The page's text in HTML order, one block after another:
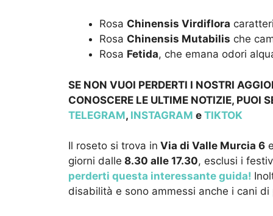
Rosa Chinensis Virdiflora
Rosa Chinensis Mutabilis che
Rosa Fetida, che emana odori
SE NON VUOI PERDERTI I NOSTRI
CONOSCERE LE ULTIME NOTIZIE, PUOI
TELEGRAM, INSTAGRAM e TIKTOK
Il roseto si trova in Via di Valle Murcia 6
giorni dalle 8.30 alle 17.30, esclusi i
perderti questa interessante guida!
disabilità e sono ammessi anche i cani